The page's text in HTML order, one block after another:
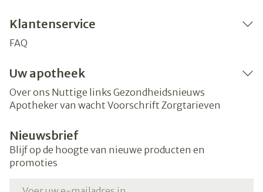
Klantenservice
FAQ
Uw apotheek
Over ons Nuttige links Gezondheidsnieuws
Apotheker van wacht Voorschrift Zorgtarieven
Nieuwsbrief
Blijf op de hoogte van nieuwe producten en
promoties